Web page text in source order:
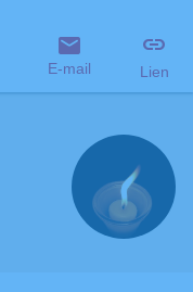
E-mail Lien